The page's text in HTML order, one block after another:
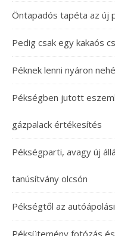
Öntapadós tapéta az új
Pedig csak egy kakaós
Péknek lenni nyáron
Pékségben jutott
gázpalack értékesítés
Pékségparti, avagy új
tanúsítvány olcsón
Pékségtől az
Péksütemény fotózás